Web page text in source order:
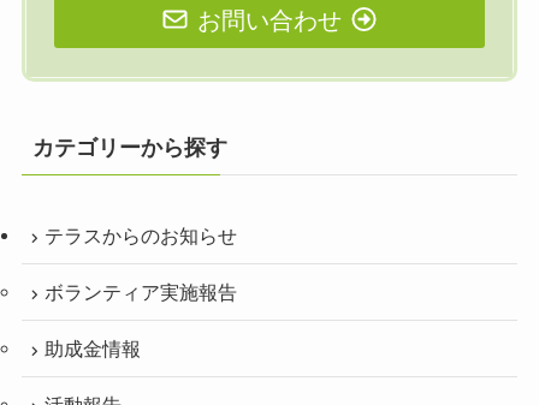
お問い合わせ
カテゴリーから探す
テラスからのお知らせ
ボランティア実施報告
助成金情報